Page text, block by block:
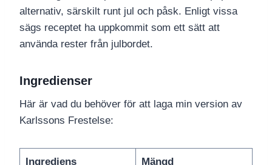
alternativ, särskilt runt jul och påsk. Enligt vissa
sägs receptet ha uppkommit som ett sätt att
använda rester från julbordet.
Ingredienser
Här är vad du behöver för att laga min version av
Karlssons Frestelse:
Ingrediens Mängd